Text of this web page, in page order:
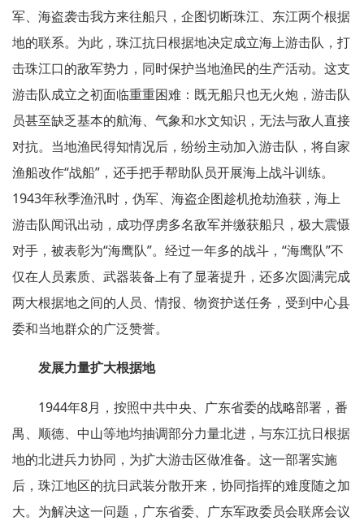
军、海盗袭击我方来往船只，企图切断珠江、东江两个根据
地的联系。为此，珠江抗日根据地决定成立海上游击队，打
击珠江口的敌军势力，同时保护当地渔民的生产活动。这支
游击队成立之初面临重重困难：既无船只也无火炮，游击队
员甚至缺乏基本的航海、气象和水文知识，无法与敌人直接
对抗。当地渔民得知情况后，纷纷主动加入游击队，将自家
渔船改作“战船”，还手把手帮助队员开展海上战斗训练。
1943年秋季渔汛时，伪军、海盗企图趁机抢劫渔获，海上
游击队闻讯出动，成功俘虏多名敌军并缴获船只，极大震慑
对手，被表彰为“海鹰队”。经过一年多的战斗，“海鹰队”不
仅在人员素质、武器装备上有了显著提升，还多次圆满完成
两大根据地之间的人员、情报、物资护送任务，受到中心县
委和当地群众的广泛赞誉。
发展力量扩大根据地
1944年8月，按照中共中央、广东省委的战略部署，番
禺、顺德、中山等地均抽调部分力量北进，与东江抗日根据
地的北进兵力协同，为扩大游击区做准备。这一部署实施
后，珠江地区的抗日武装分散开来，协同指挥的难度随之加
大。为解决这一问题，广东省委、广东军政委员会联席会议